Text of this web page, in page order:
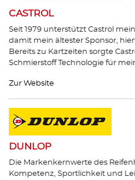
CASTROL
Seit 1979 unterstützt Castrol
damit mein ältester Sponsor,
Bereits zu Kartzeiten sorgte
Schmierstoff Technologie für
Zur Website
DUNLOP
Die Markenkernwerte des
Kompetenz, Sportlichkeit und